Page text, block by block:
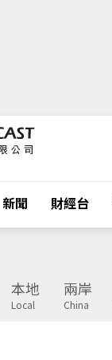
新聞 財經台
本地
Local
兩岸
China